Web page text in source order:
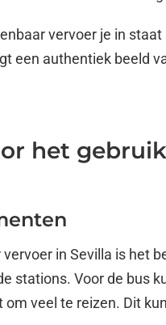
vervoer je in
een authentiek beeld
het
in Sevilla is het
stations. Voor de bus
veel te reizen. Dit